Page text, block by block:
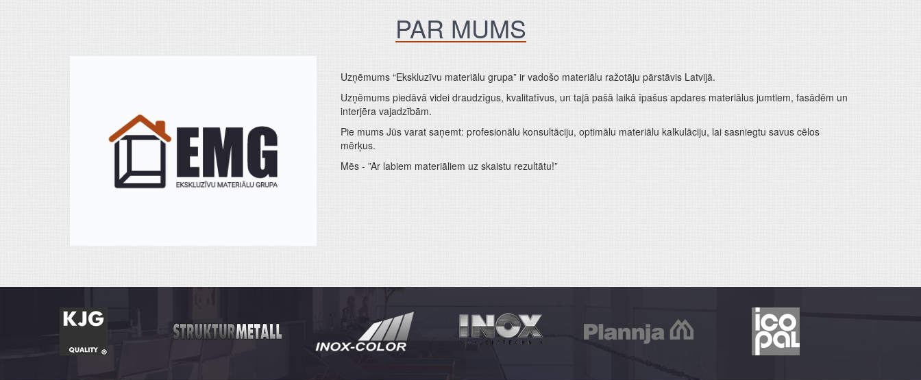
PAR MUMS
Uzņēmums “Ekskluzīvu materiālu grupa” ir vadošo materiālu ražotāju pārstāvis Latvijā.
Uzņēmums piedāvā videi draudzīgus, kvalitatīvus, un tajā pašā laikā īpašus apdares materiālus jumtiem, fasādēm un
interjēra vajadzībām.
Pie mums Jūs varat saņemt: profesionālu konsultāciju, optimālu materiālu kalkulāciju, lai sasniegtu savus cēlos
mērķus.
Mēs - ”Ar labiem materiāliem uz skaistu rezultātu!”